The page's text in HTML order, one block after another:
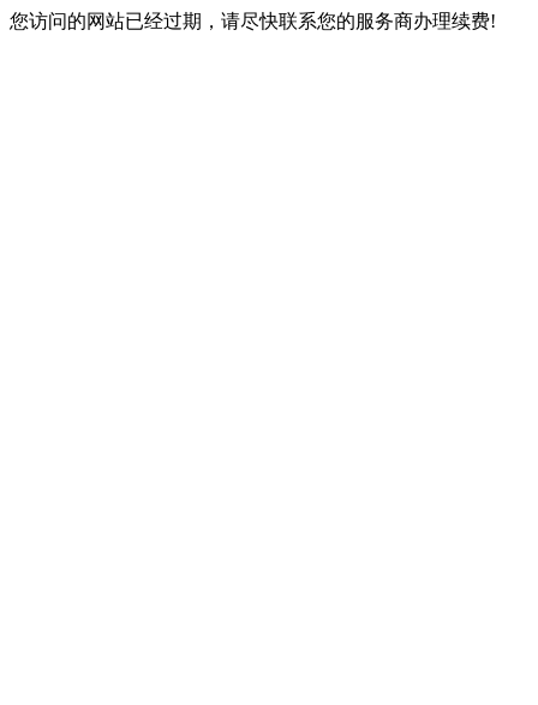
您访问的网站已经过期，请尽快联系您的服务商办理续费!